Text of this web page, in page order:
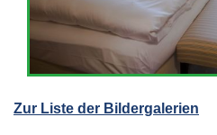
Zur Liste der Bildergalerien